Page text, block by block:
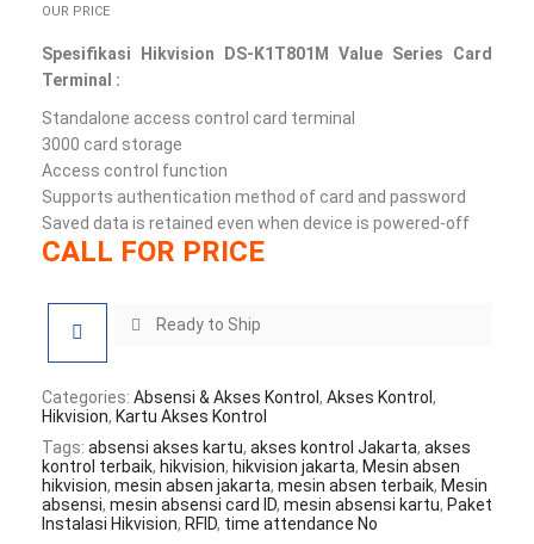
OUR PRICE
Spesifikasi Hikvision DS-K1T801M Value Series Card
Terminal :
Standalone access control card terminal
3000 card storage
Access control function
Supports authentication method of card and password
Saved data is retained even when device is powered-off
CALL FOR PRICE
Ready to Ship
Categories: Absensi & Akses Kontrol , Akses Kontrol ,
Hikvision, Kartu Akses Kontrol
Tags: absensi akses kartu, akses kontrol Jakarta, akses
kontrol terbaik, hikvision, hikvision jakarta, Mesin absen
hikvision, mesin absen jakarta, mesin absen terbaik, Mesin
absensi, mesin absensi card ID, mesin absensi kartu, Paket
Instalasi Hikvision, RFID, time attendance No